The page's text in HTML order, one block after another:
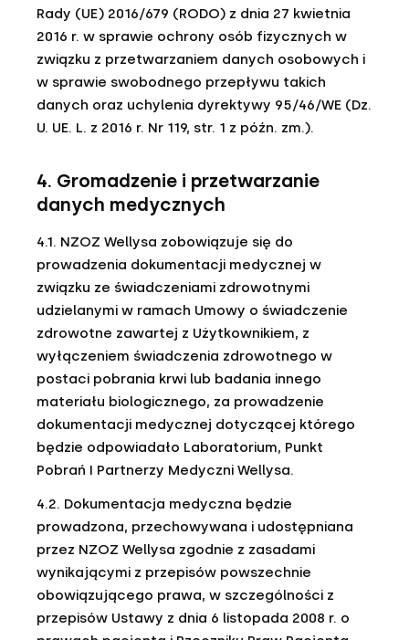
Rady (UE) 2016/679 (RODO) z dnia 27 kwietnia
2016 r. w sprawie ochrony osób fizycznych w
związku z przetwarzaniem danych osobowych i
w sprawie swobodnego przepływu takich
danych oraz uchylenia dyrektywy 95/46/WE (Dz.
U. UE. L. z 2016 r. Nr 119, str. 1 z późn. zm.).
4. Gromadzenie i przetwarzanie
danych medycznych
4.1. NZOZ Wellysa zobowiązuje się do
prowadzenia dokumentacji medycznej w
związku ze świadczeniami zdrowotnymi
udzielanymi w ramach Umowy o świadczenie
zdrowotne zawartej z Użytkownikiem, z
wyłączeniem świadczenia zdrowotnego w
postaci pobrania krwi lub badania innego
materiału biologicznego, za prowadzenie
dokumentacji medycznej dotyczącej którego
będzie odpowiadało Laboratorium, Punkt
Pobrań I Partnerzy Medyczni Wellysa.
4.2. Dokumentacja medyczna będzie
prowadzona, przechowywana i udostępniana
przez NZOZ Wellysa zgodnie z zasadami
wynikającymi z przepisów powszechnie
obowiązującego prawa, w szczególności z
przepisów Ustawy z dnia 6 listopada 2008 r. o